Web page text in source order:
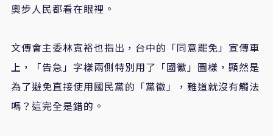
奧步人民都看在眼裡。
文傳會主委林寬裕也指出，台中的「同意罷免」宣傳車
上，「告急」字樣兩側特別用了「國徽」圖樣，顯然是
為了避免直接使用國民黨的「黨徽」，難道就沒有觸法
嗎？這完全是錯的。